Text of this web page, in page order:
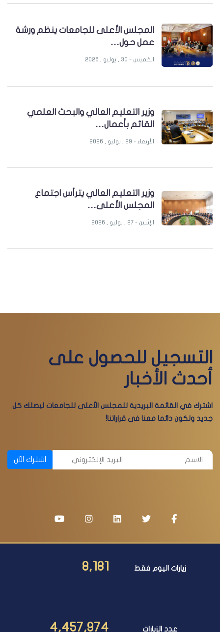
المجلس الأعلى للجامعات ينظم ورشة
عمل حول…
الخميس - 30 , يوليو , 2026
وزير التعليم العالي والبحث العلمي
القائم بأعمال…
الأربعاء - 29 , يوليو , 2026
وزير التعليم العالي يترأس اجتماع
المجلس الأعلى…
الإثنين - 27 , يوليو , 2026
التسجيل للحصول على
أحدث الأخبار
اشترك في القائمة البريدية للمجلس الأعلى للجامعات ليصلك كل
جديد وتكون دائما معنا فى قراراتنا!
اشترك الآن
زيارات اليوم فقط 8,181
عدد الزيارات 4,457,974